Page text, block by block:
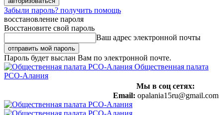
Забыли пароль? получить помощь
восстановление пароля
Восстановите свой пароль
Ваш адрес электронной почты
Пароль будет выслан Вам по электронной почте.
Общественная палата
РСО-Алания
Мы в соц сетях:
Email: opalania15ru@gmail.com